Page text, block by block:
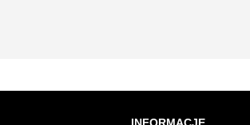
INFORMACJE